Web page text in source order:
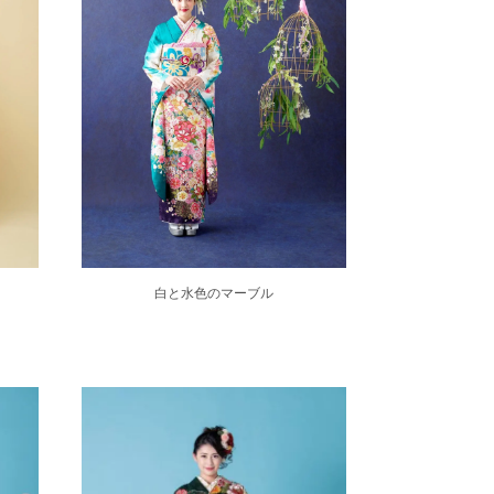
白と水色のマーブル